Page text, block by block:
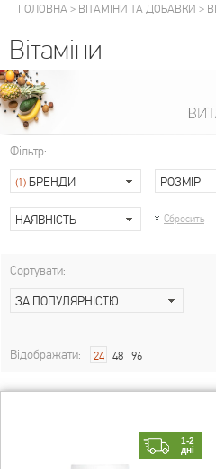
ГОЛОВНА> ВІТАМІНИ ТА ДОБАВКИ >
Вітаміни
Фільтр:
(1) БРЕНДИ РОЗМІР
НАЯВНІСТЬ Сбросить
Сортувати:
ЗА ПОПУЛЯРНІСТЮ
Відображати: 24 48 96
1-2
дні